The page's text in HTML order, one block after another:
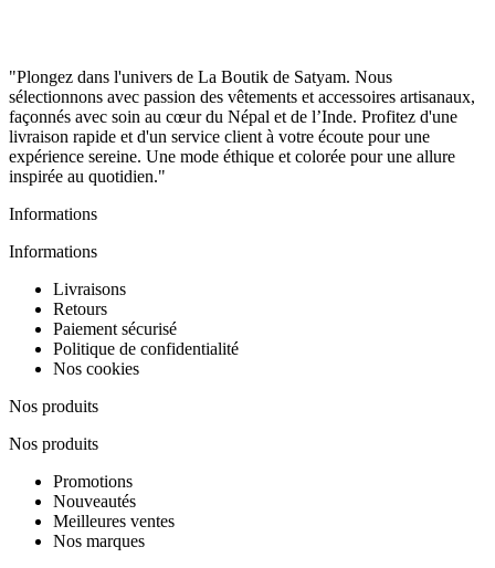
"Plongez dans l'univers de La Boutik de Satyam. Nous
sélectionnons avec passion des vêtements et accessoires artisanaux,
façonnés avec soin au cœur du Népal et de l’Inde. Profitez d'une
livraison rapide et d'un service client à votre écoute pour une
expérience sereine. Une mode éthique et colorée pour une allure
inspirée au quotidien."
Informations
Informations
Livraisons
Retours
Paiement sécurisé
Politique de confidentialité
Nos cookies
Nos produits
Nos produits
Promotions
Nouveautés
Meilleures ventes
Nos marques